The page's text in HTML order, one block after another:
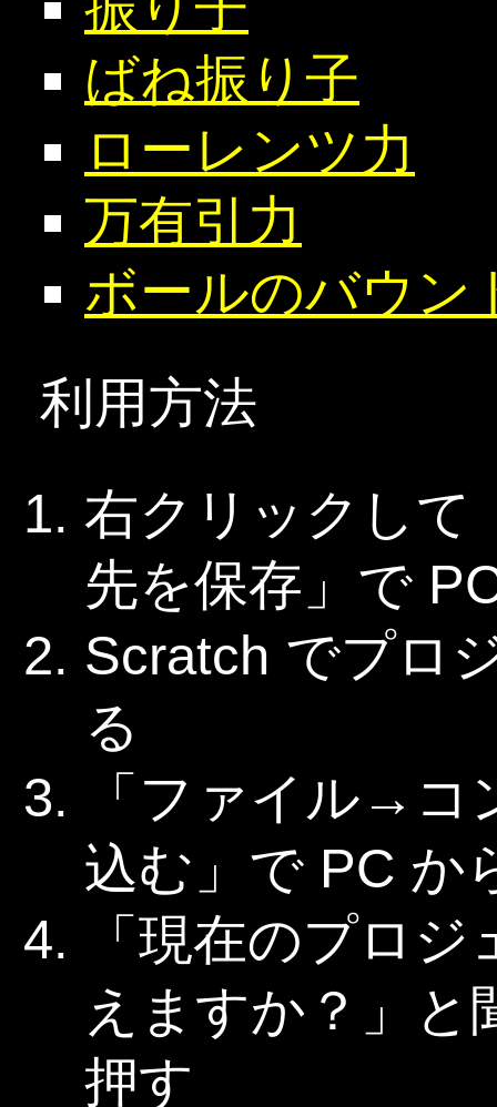
ばね振り子
ローレンツ力
万有引力
ボールのバウン
利用方法
右クリックして
先を保存」で
Scratch でプロ
る
「ファイル→コ
込む」で PC か
「現在のプロ
えますか？」と
押す